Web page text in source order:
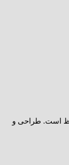
است. طراحی و